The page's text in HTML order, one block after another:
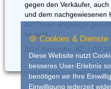
gegen den Verkäufer,
und dem nachgewiesenen
auf Dauer angelegte
besteht.
BGH Karlsruhe, AZ: I ZR
🍪 Cookies & Dienste
Diese Website nutzt
besseres User-Erlebnis
benötigen wir Ihre
Einwilligung jederzeit